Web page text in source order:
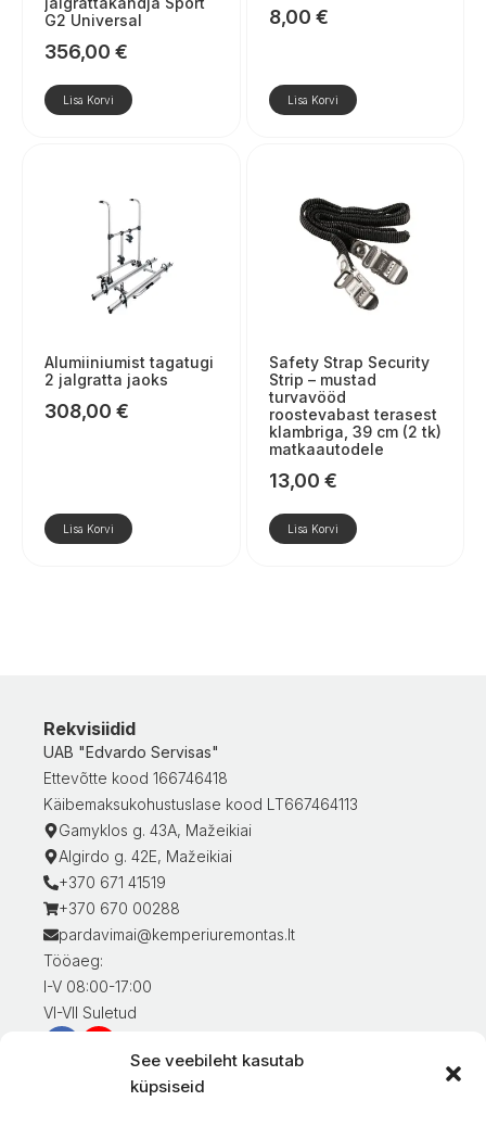
See veebileht kasutab
küpsiseid
G2 Universal
356,00 €
Lisa Korvi
8,00 €
Lisa Korvi
Alumiiniumist tagatugi
2 jalgratta jaoks
308,00 €
Lisa Korvi
Safety Strap Security
Strip – mustad
turvavööd
roostevabast terasest
klambriga, 39 cm (2 tk)
matkaautodele
13,00 €
Lisa Korvi
Rekvisiidid
UAB "Edvardo Servisas"
Ettevõtte kood 166746418
Käibemaksukohustuslase kood LT667464113
Gamyklos g. 43A, Mažeikiai
Algirdo g. 42E, Mažeikiai
+370 671 41519
+370 670 00288
pardavimai@kemperiuremontas.lt
Tööaeg:
I-V 08:00-17:00
VI-VII Suletud
Teave klientidele